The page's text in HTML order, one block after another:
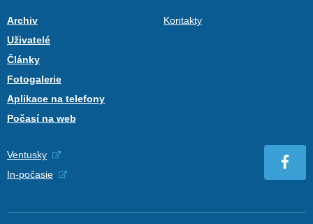
Archiv
Uživatelé
Články
Fotogalerie
Aplikace na telefony
Počasí na web
Kontakty
Ventusky
In-počasie